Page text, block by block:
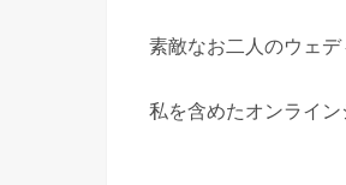
素敵なお二人のウェデ
私を含めたオンライ